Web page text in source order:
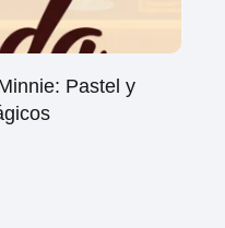
Pastel y